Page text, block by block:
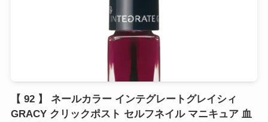
【 92 】 ネールカラー インテグレートグレイシィ
GRACY クリックポスト セルフネイル マニキュア 血